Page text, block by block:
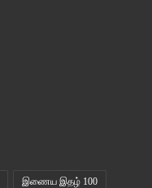
இணைய இதழ் 100